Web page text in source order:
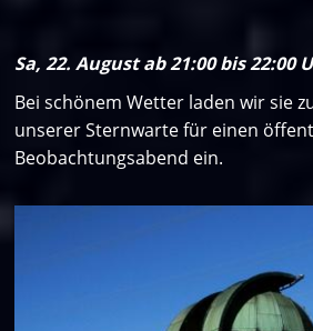
Sa, 22. August ab 21:00 bis 22:00
Bei schönem Wetter laden wir sie
unserer Sternwarte für einen
Beobachtungsabend ein.